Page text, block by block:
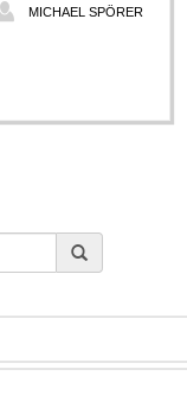
MICHAEL SPÖRER